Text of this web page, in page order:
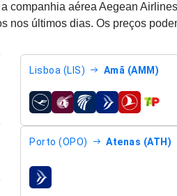
companhia aérea Aegean
nos últimos dias. Os preços
Lisboa (LIS) Amã (AMM)
companhias aéreas
Porto (OPO) Atenas (ATH)
companhias aéreas